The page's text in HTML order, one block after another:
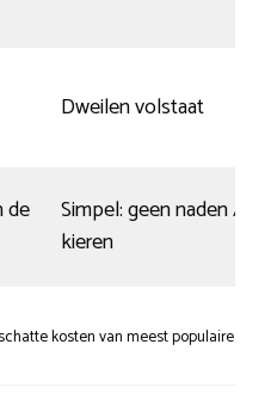
Dweilen volstaat
de
Simpel: geen naden /
kieren
kosten van meest populaire